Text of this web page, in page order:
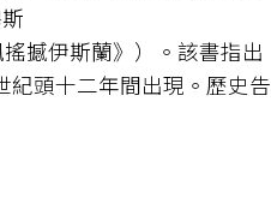
撼伊斯蘭》）。該書指出
紀頭十二年間出現。歷史告